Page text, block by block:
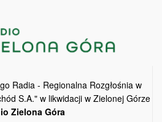
Radia - Regionalna Rozgłośnia w
S.A." w likwidacji w Zielonej Górze
Zielona Góra